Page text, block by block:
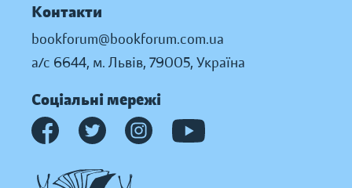
Контакти
bookforum@bookforum.com.ua
а/с 6644, м. Львів, 79005, Україна
Соціальні мережі